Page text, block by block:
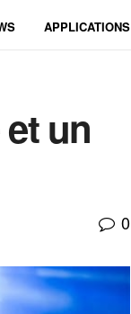
APPLICATIONS
un
0